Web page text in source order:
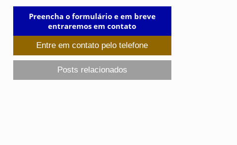
Preencha o formulário e em breve
entraremos em contato
Entre em contato pelo telefone
Posts relacionados